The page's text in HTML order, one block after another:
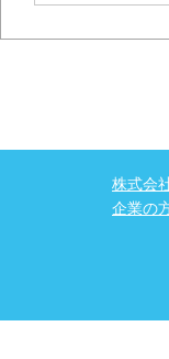
株式会
企業の